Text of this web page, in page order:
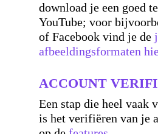
download je een goed
YouTube; voor
of Facebook vind je de
afbeeldingsformaten
ACCOUNT
Een stap die heel vaak
is het verifiëren van je